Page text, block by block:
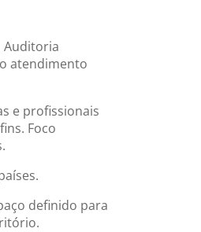
Auditoria
atendimento
e profissionais
Foco
definido para